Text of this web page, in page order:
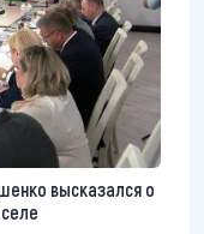
высказался о